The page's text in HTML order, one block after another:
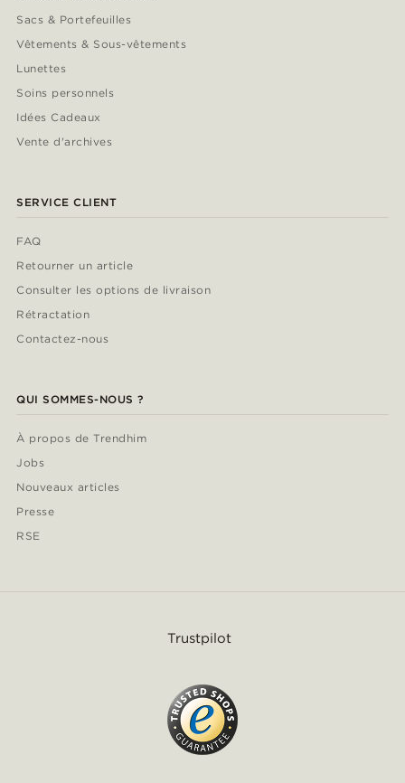
Sacs & Portefeuilles
Vêtements & Sous-vêtements
Lunettes
Soins personnels
Idées Cadeaux
Vente d'archives
SERVICE CLIENT
FAQ
Retourner un article
Consulter les options de livraison
Rétractation
Contactez-nous
QUI SOMMES-NOUS ?
À propos de Trendhim
Jobs
Nouveaux articles
Presse
RSE
Trustpilot